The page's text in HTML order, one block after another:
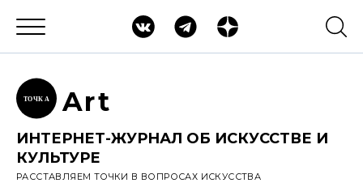
ТОЧК А Art
ИНТЕРНЕТ-ЖУРНАЛ ОБ ИСКУССТВЕ И
КУЛЬТУРЕ
РАССТАВЛЯЕМ ТОЧКИ В ВОПРОСАХ ИСКУССТВА